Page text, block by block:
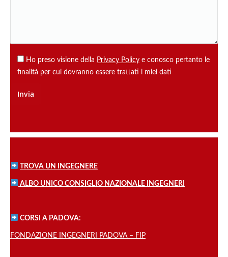
Ho preso visione della Privacy Policy e conosco pertanto le
finalità per cui dovranno essere trattati i miei dati
TROVA UN INGEGNERE
ALBO UNICO CONSIGLIO NAZIONALE INGEGNERI
CORSI A PADOVA:
FONDAZIONE INGEGNERI PADOVA – FIP